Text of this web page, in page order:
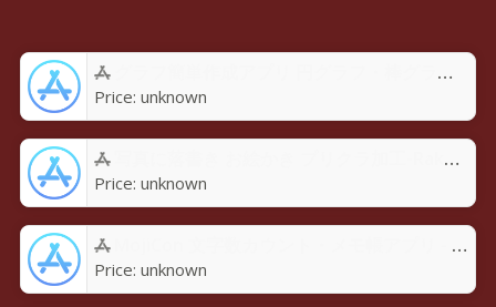
グラフ簡単作成アプリ 円グラフ・棒グラフ・折れ線GraPhoアプリ - App Store
Price: unknown
写真に落書き お絵かき プリクラ加工-Rakugaky-アプリ - App Store
Price: unknown
MojiCon 文字数カウント・メモ帳アプリ - App Store
Price: unknown